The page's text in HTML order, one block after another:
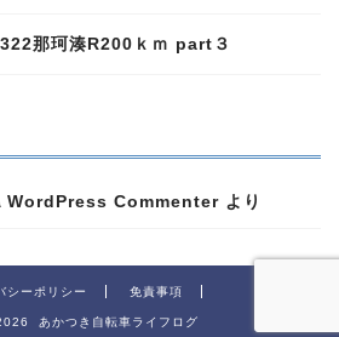
那珂湊R200ｋｍ part３
WordPress Commenter より
シーポリシー 免責事項
あかつき自転車ライフログ